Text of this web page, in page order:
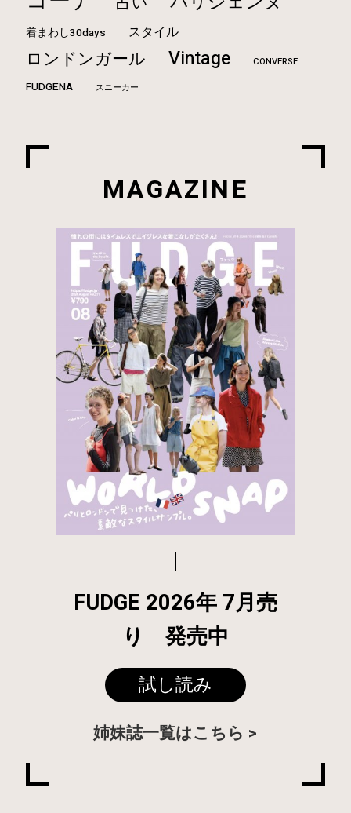
着まわし30days スタイル
ロンドンガール Vintage CONVERSE
FUDGENA スニーカー
MAGAZINE
FUDGE 2026年 7月売
り 発売中
試し読み
姉妹誌一覧はこちら